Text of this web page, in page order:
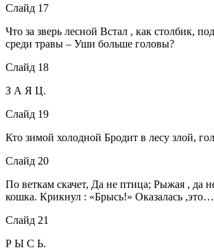
Слайд 17
Что за зверь лесной Встал , как столбик,
среди травы – Уши больше головы?
Слайд 18
З А Я Ц.
Слайд 19
Кто зимой холодной Бродит в лесу злой,
Слайд 20
По веткам скачет, Да не птица; Рыжая , да
кошка. Крикнул : «Брысь!» Оказалась
Слайд 21
Р Ы С Ь.